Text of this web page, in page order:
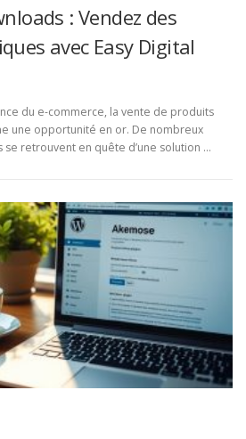
: Vendez des
avec Easy Digital
du e-commerce, la vente de produits
une opportunité en or. De nombreux
retrouvent en quête d’une solution …